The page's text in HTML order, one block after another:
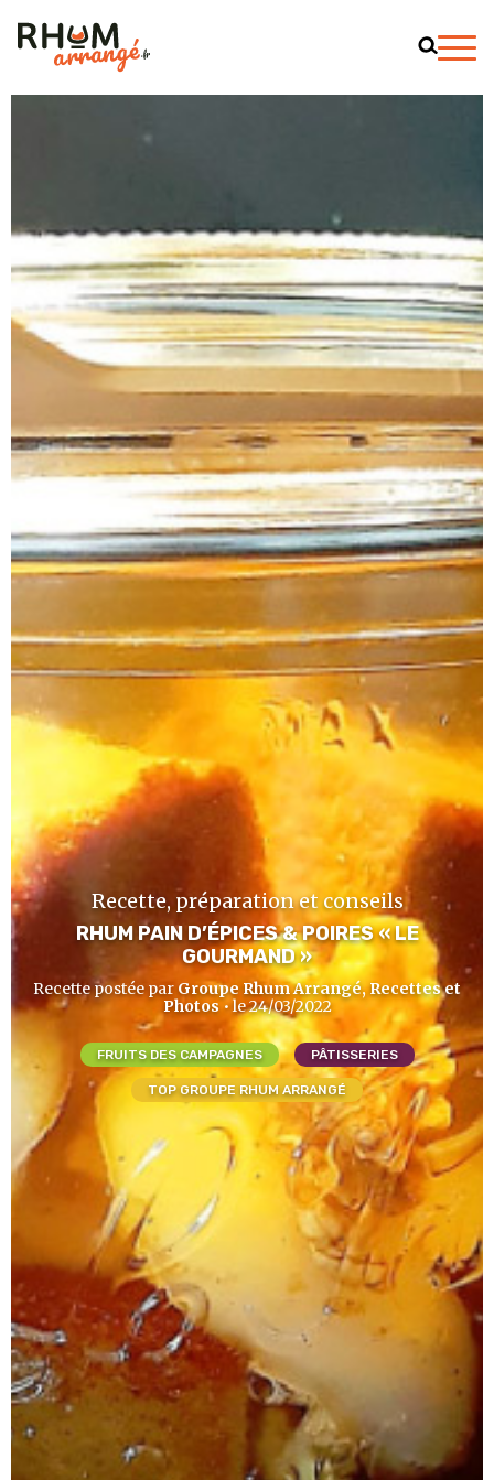
Recette, préparation et conseils
RHUM PAIN D’ÉPICES & POIRES « LE
GOURMAND »
Recette postée parGroupe Rhum Arrangé, Recettes et
Photos• le 24/03/2022
FRUITS DES CAMPAGNES PÂTISSERIES
TOP GROUPE RHUM ARRANGÉ